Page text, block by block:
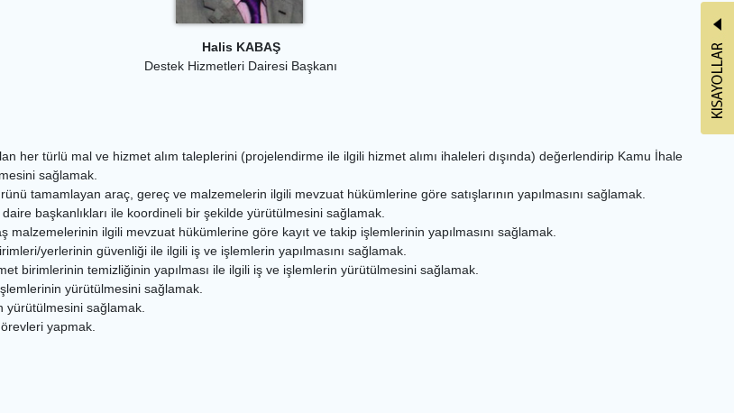
Halis KABAŞ
Destek Hizmetleri Dairesi Başkanı
her türlü mal ve hizmet alım taleplerini (projelendirme ile ilgili hizmet alımı ihaleleri dışında) değerlendirip Kamu İhale
sağlamak.
tamamlayan araç, gereç ve malzemelerin ilgili mevzuat hükümlerine göre satışlarının yapılmasını sağlamak.
başkanlıkları ile koordineli bir şekilde yürütülmesini sağlamak.
ilgili mevzuat hükümlerine göre kayıt ve takip işlemlerinin yapılmasını sağlamak.
yerlerinin güvenliği ile ilgili iş ve işlemlerin yapılmasını sağlamak.
birimlerinin temizliğinin yapılması ile ilgili iş ve işlemlerin yürütülmesini sağlamak.
yürütülmesini sağlamak.
sağlamak.
yapmak.